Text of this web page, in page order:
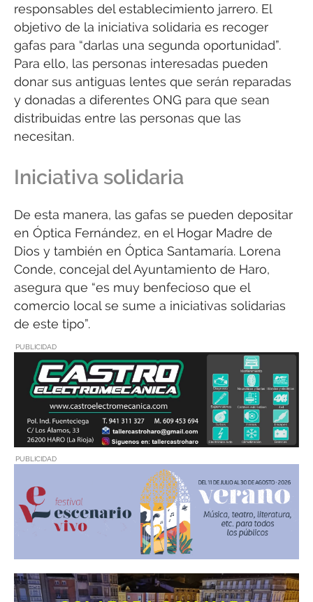
responsables del establecimiento jarrero. El
objetivo de la iniciativa solidaria es recoger
gafas para “darlas una segunda oportunidad”.
Para ello, las personas interesadas pueden
donar sus antiguas lentes que serán reparadas
y donadas a diferentes ONG para que sean
distribuidas entre las personas que las
necesitan.
Iniciativa solidaria
De esta manera, las gafas se pueden depositar
en Óptica Fernández, en el Hogar Madre de
Dios y también en Óptica Santamaría. Lorena
Conde, concejal del Ayuntamiento de Haro,
asegura que “es muy benfecioso que el
comercio local se sume a iniciativas solidarias
de este tipo”.
PUBLICIDAD
PUBLICIDAD